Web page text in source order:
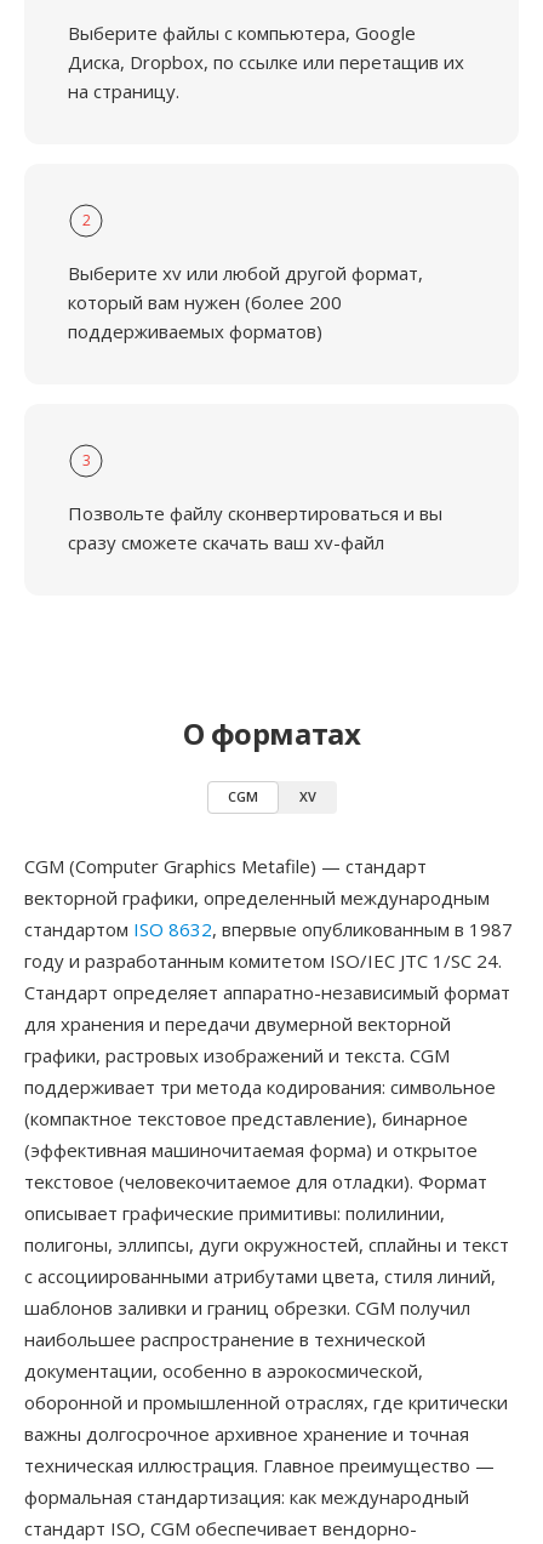
Выберите файлы с компьютера, Google
Диска, Dropbox, по ссылке или перетащив их
на страницу.
2
Выберите xv или любой другой формат,
который вам нужен (более 200
поддерживаемых форматов)
3
Позвольте файлу сконвертироваться и вы
сразу сможете скачать ваш xv-файл
О форматах
CGM XV
CGM (Computer Graphics Metafile) — стандарт
векторной графики, определенный международным
стандартом ISO 8632, впервые опубликованным в 1987
году и разработанным комитетом ISO/IEC JTC 1/SC 24.
Стандарт определяет аппаратно-независимый формат
для хранения и передачи двумерной векторной
графики, растровых изображений и текста. CGM
поддерживает три метода кодирования: символьное
(компактное текстовое представление), бинарное
(эффективная машиночитаемая форма) и открытое
текстовое (человекочитаемое для отладки). Формат
описывает графические примитивы: полилинии,
полигоны, эллипсы, дуги окружностей, сплайны и текст
с ассоциированными атрибутами цвета, стиля линий,
шаблонов заливки и границ обрезки. CGM получил
наибольшее распространение в технической
документации, особенно в аэрокосмической,
оборонной и промышленной отраслях, где критически
важны долгосрочное архивное хранение и точная
техническая иллюстрация. Главное преимущество —
формальная стандартизация: как международный
стандарт ISO, CGM обеспечивает вендорно-